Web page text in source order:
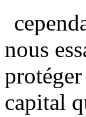
nous
capital